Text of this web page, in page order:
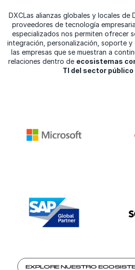
DXCLas alianzas globales y locales de
proveedores de tecnología
especializados nos permiten ofrecer
integración, personalización, soporte y
las empresas que se muestran a
relaciones dentro de ecosistemas
TI del sector público
EXPLORE NUESTRO